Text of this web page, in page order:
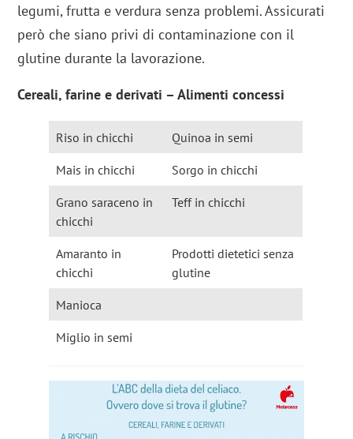
legumi, frutta e verdura senza problemi. Assicurati
però che siano privi di contaminazione con il
glutine durante la lavorazione.
Cereali, farine e derivati – Alimenti concessi
Riso in chicchi Quinoa in semi
Mais in chicchi Sorgo in chicchi
Grano saraceno in
chicchi
Teff in chicchi
Amaranto in
chicchi
Prodotti dietetici senza
glutine
Manioca
Miglio in semi